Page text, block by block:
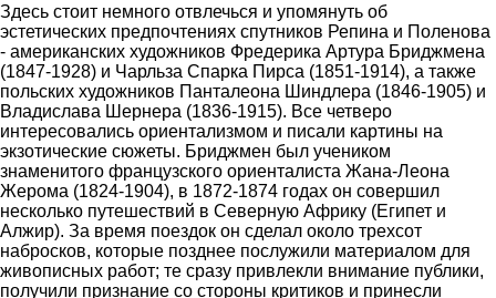
Здесь стоит немного отвлечься и упомянуть об
эстетических предпочтениях спутников Репина и Поленова
- американских художников Фредерика Артура Бриджмена
(1847-1928) и Чарльза Спарка Пирса (1851-1914), а также
польских художников Панталеона Шиндлера (1846-1905) и
Владислава Шернера (1836-1915). Все четверо
интересовались ориентализмом и писали картины на
экзотические сюжеты. Бриджмен был учеником
знаменитого французского ориенталиста Жана-Леона
Жерома (1824-1904), в 1872-1874 годах он совершил
несколько путешествий в Северную Африку (Египет и
Алжир). За время поездок он сделал около трехсот
набросков, которые позднее послужили материалом для
живописных работ; те сразу привлекли внимание публики,
получили признание со стороны критиков и принесли